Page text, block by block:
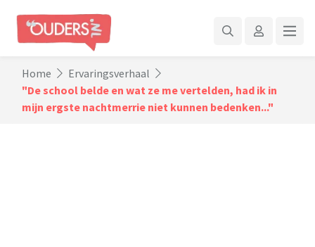
Home
Ervaringsverhaal
"De school belde en wat ze me vertelden, had ik in
mijn ergste nachtmerrie niet kunnen bedenken..."